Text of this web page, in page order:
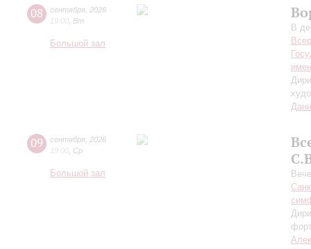
08 сентября 2026
19:00 Вт
Большой зал
В
09 сентября 2026
19:00 Ср
Большой зал